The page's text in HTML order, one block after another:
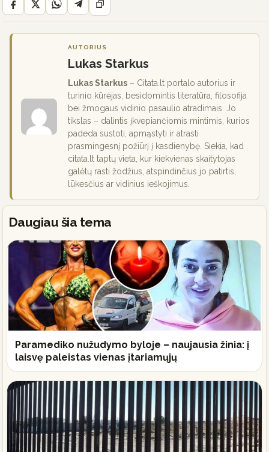
AUTORIUS
Lukas Starkus
Lukas Starkus – Citata.lt portalo autorius ir
turinio kūrėjas, besidomintis literatūra, filosofija
bei žmogaus vidinio pasaulio atradimais. Jo
tikslas – dalintis įkvepiančiomis mintimis, kurios
padeda sustoti, apmąstyti ir atrasti
prasmingesnį požiūrį į kasdienybę. Siekia, kad
citata.lt taptų vieta, kur kiekvienas skaitytojas
galėtų rasti žodžius, atspindinčius jo patirtis,
lūkesčius ar vidinius ieškojimus.
Daugiau šia tema
Paramediko nužudymo byloje – naujausia žinia: į
laisvę paleistas vienas įtariamųjų